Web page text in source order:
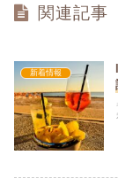
関連記事
新着情報